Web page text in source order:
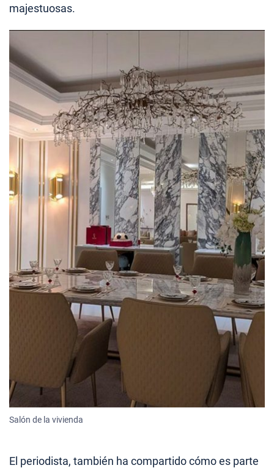
majestuosas.
Salón de la vivienda
El periodista, también ha compartido cómo es parte